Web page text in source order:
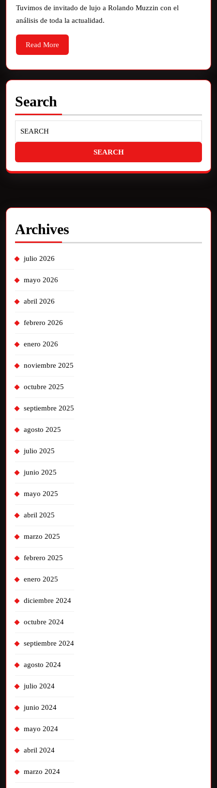
Tuvimos de invitado de lujo a Rolando Muzzin con el
análisis de toda la actualidad.
Read More
Search
Archives
julio 2026
mayo 2026
abril 2026
febrero 2026
enero 2026
noviembre 2025
octubre 2025
septiembre 2025
agosto 2025
julio 2025
junio 2025
mayo 2025
abril 2025
marzo 2025
febrero 2025
enero 2025
diciembre 2024
octubre 2024
septiembre 2024
agosto 2024
julio 2024
junio 2024
mayo 2024
abril 2024
marzo 2024